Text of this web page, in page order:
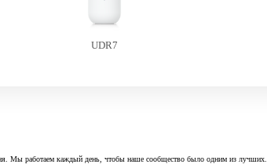
UDR7
Мы работаем каждый день, чтобы наше сообщество было одним из лучших.